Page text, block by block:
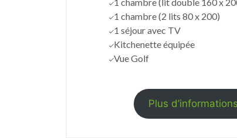
1 chambre (2 lits 80 x 200)
1 séjour avec TV
Kitchenette équipée
Vue Golf
Plus